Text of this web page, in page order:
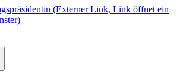
(Externer Link, Link öffnet ein